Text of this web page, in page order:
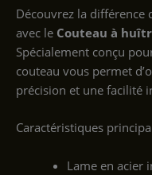
Découvrez la
avec le Couteau à
Spécialement conçu
couteau vous permet
précision et une facilité
Caractéristiques
Lame en acier